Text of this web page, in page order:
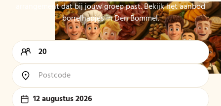
arrangement dat bij jouw groep past. Bekijk het aanbod
borrelhapjes in Den Bommel.
12 augustus 2026